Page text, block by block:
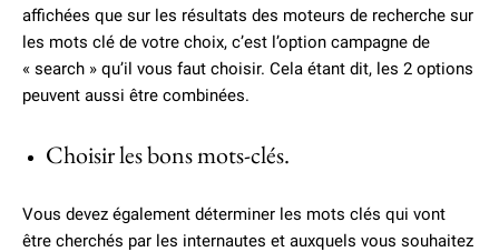
affichées que sur les résultats des moteurs de recherche sur
les mots clé de votre choix, c’est l’option campagne de
« search » qu’il vous faut choisir. Cela étant dit, les 2 options
peuvent aussi être combinées.
Choisir les bons mots-clés.
Vous devez également déterminer les mots clés qui vont
être cherchés par les internautes et auxquels vous souhaitez